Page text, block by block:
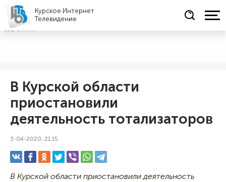
Курское Интернет
Телевидение
СОЦРЕКЛАМА
В Курской области
приостановили
деятельность тотализаторов
3-04-2020, 21:15
В Курской области приостановили деятельность